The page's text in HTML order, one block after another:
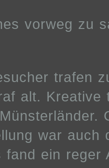
vorweg zu
trafen
alt. Kreative
war auch
fand ein reger